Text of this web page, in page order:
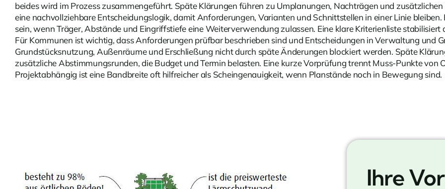
beides wird im Prozess zusammengeführt. Späte Klärungen führen zu Umplanungen, Nachträgen und
eine nachvollziehbare Entscheidungslogik, damit Anforderungen, Varianten und Schnittstellen in einer Linie
sein, wenn Träger, Abstände und Eingriffstiefe eine Weiterverwendung zulassen. Eine klare Kriterienliste
Für Kommunen ist wichtig, dass Anforderungen prüfbar beschrieben sind und Entscheidungen in Verwaltung und
Grundstücksnutzung, Außenräume und Erschließung nicht durch späte Änderungen blockiert werden. Späte
zusätzliche Abstimmungsrunden, die Budget und Termin belasten. Eine kurze Vorprüfung trennt Muss-Punkte von
Projektabhängig ist eine Bandbreite oft hilfreicher als Scheingenauigkeit, wenn Planstände noch in Bewegung sind.
Ihre